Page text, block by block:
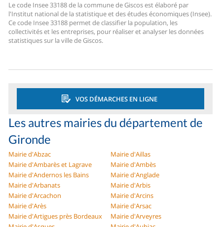
Le code Insee 33188 de la commune de Giscos est élaboré par
l'Institut national de la statistique et des études économiques (Insee).
Ce code Insee 33188 permet de classifier la population, les
collectivités et les entreprises, pour réaliser et analyser les données
statistiques sur la ville de Giscos.
VOS DÉMARCHES EN LIGNE
Les autres mairies du département de
Gironde
Mairie d'Abzac
Mairie d'Aillas
Mairie d'Ambarès et Lagrave
Mairie d'Ambès
Mairie d'Andernos les Bains
Mairie d'Anglade
Mairie d'Arbanats
Mairie d'Arbis
Mairie d'Arcachon
Mairie d'Arcins
Mairie d'Arès
Mairie d'Arsac
Mairie d'Artigues près Bordeaux
Mairie d'Arveyres